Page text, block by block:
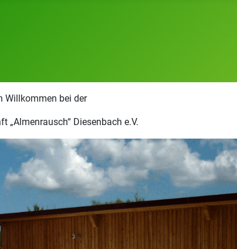
Willkommen bei der
„Almenrausch“ Diesenbach e.V.